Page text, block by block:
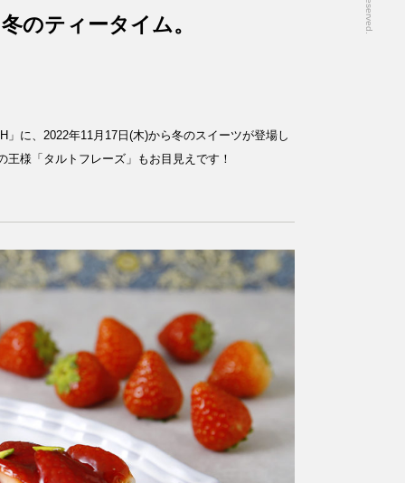
のティータイム。
に、2022年11月17日(木)から冬のスイーツが登場し
様「タルトフレーズ」もお目見えです！